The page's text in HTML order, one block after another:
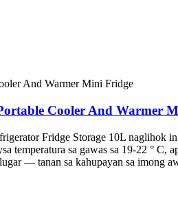
Cooler And Warmer
Fridge Storage 10L naglihok
temperatura sa gawas sa 19-22 °
— tanan sa kahupayan sa imong